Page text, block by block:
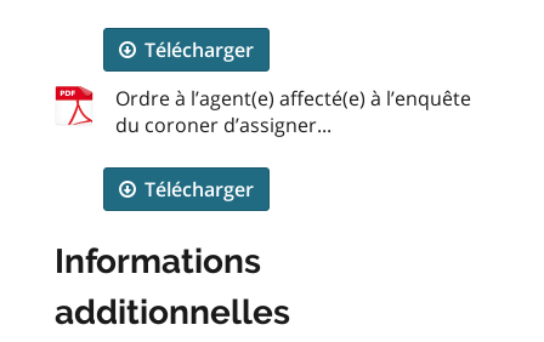
Télécharger
Ordre à l’agent(e) affecté(e) à l’enquête
du coroner d’assigner...
Télécharger
Informations
additionnelles